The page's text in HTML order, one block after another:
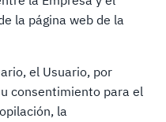
la página web de la
el Usuario, por
consentimiento para el
la